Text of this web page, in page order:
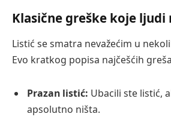
Klasične greške koje ljudi
Listić se smatra nevažećim u
Evo kratkog popisa najčešćih
Prazan listić: Ubacili ste listić,
apsolutno ništa.